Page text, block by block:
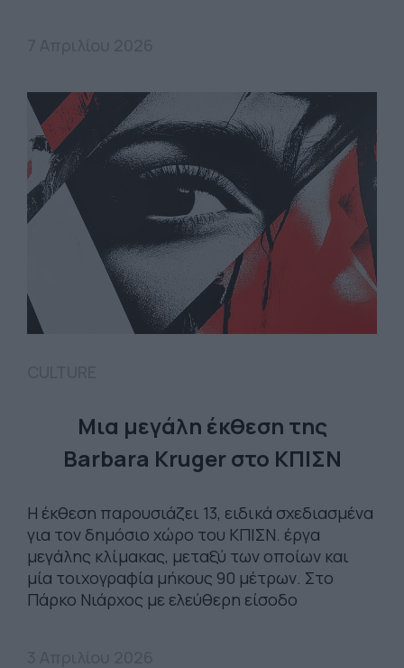
Μια μεγάλη έκθεση της
Barbara Kruger στο ΚΠΙΣΝ
Η έκθεση παρουσιάζει 13, ειδικά σχεδιασμένα
για τον δημόσιο χώρο του ΚΠΙΣΝ. έργα
μεγάλης κλίμακας, μεταξύ των οποίων και
μία τοιχογραφία μήκους 90 μέτρων. Στο
Πάρκο Νιάρχος με ελεύθερη είσοδο